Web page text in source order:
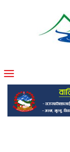
मोफसलकै